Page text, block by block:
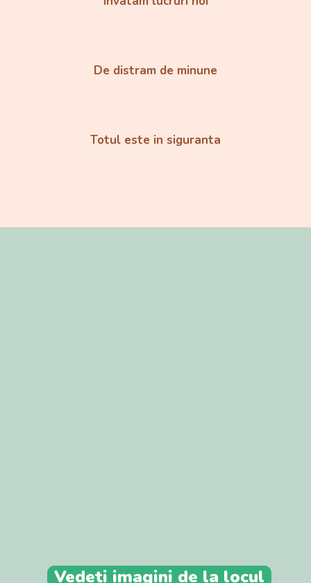
De distram de minune
Totul este in siguranta
Vedeti imagini de la locul